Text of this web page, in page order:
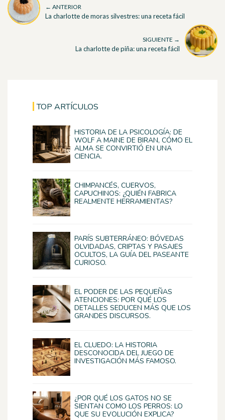
← ANTERIOR
La charlotte de moras silvestres: una receta fácil
SIGUIENTE →
La charlotte de piña: una receta fácil
TOP ARTÍCULOS
HISTORIA DE LA PSICOLOGÍA: DE
WOLF A MAINE DE BIRAN, CÓMO EL
ALMA SE CONVIRTIÓ EN UNA
CIENCIA.
CHIMPANCÉS, CUERVOS,
CAPUCHINOS: ¿QUIÉN FABRICA
REALMENTE HERRAMIENTAS?
PARÍS SUBTERRÁNEO: BÓVEDAS
OLVIDADAS, CRIPTAS Y PASAJES
OCULTOS, LA GUÍA DEL PASEANTE
CURIOSO.
EL PODER DE LAS PEQUEÑAS
ATENCIONES: POR QUÉ LOS
DETALLES SEDUCEN MÁS QUE LOS
GRANDES DISCURSOS.
EL CLUEDO: LA HISTORIA
DESCONOCIDA DEL JUEGO DE
INVESTIGACIÓN MÁS FAMOSO.
¿POR QUÉ LOS GATOS NO SE
SIENTAN COMO LOS PERROS: LO
QUE SU EVOLUCIÓN EXPLICA?